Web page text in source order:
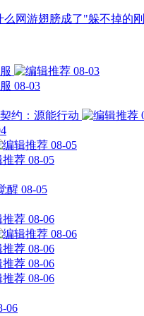
网游翅膀成了"躲不掉的
08-03
08-03
约：源能行动
08-05
08-05
醒 08-05
08-06
08-06
08-06
08-06
08-06
06